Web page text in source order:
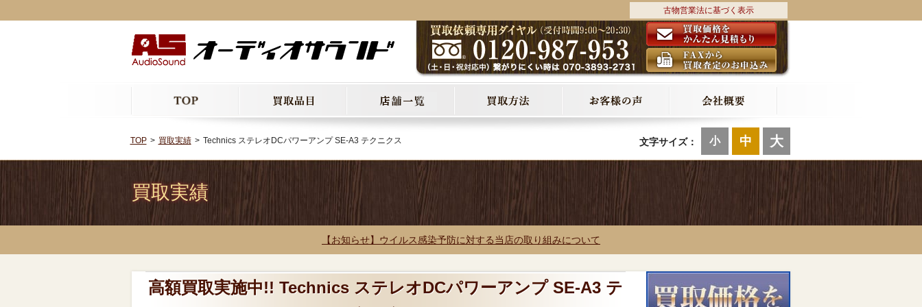
古物営業法に基づく表示
文字サイズ： 小 中 大
TOP 買取実績 Technics ステレオDCパワーアンプ SE-A3 テクニクス
買取実績
【お知らせ】ウイルス感染予防に対する当店の取り組みについて
高額買取実施中!! Technics ステレオDCパワーアンプ SE-A3 テ